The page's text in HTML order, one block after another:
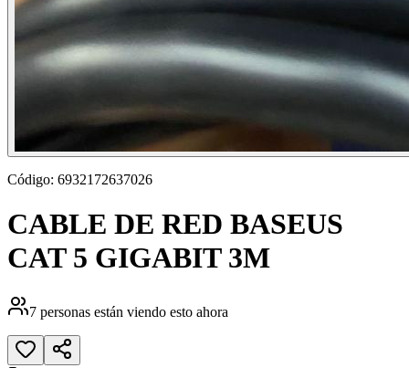
Código: 6932172637026
CABLE DE RED BASEUS
CAT 5 GIGABIT 3M
7 personas están viendo esto ahora